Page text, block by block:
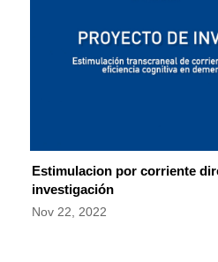
Estimulacion por corriente
investigación
Nov 22, 2022